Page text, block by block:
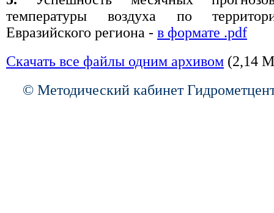
температуры воздуха по
Евразийского региона - в формате .pdf
Скачать все файлы одним архивом (2,14
© Методический кабинет